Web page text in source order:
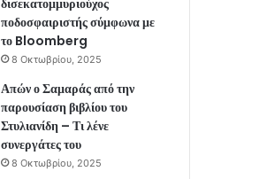
ποδοσφαιριστής σύμφωνα με
το Bloomberg
8 Οκτωβρίου, 2025
Απών ο Σαμαράς από την
παρουσίαση βιβλίου του
Στυλιανίδη – Τι λένε
συνεργάτες του
8 Οκτωβρίου, 2025